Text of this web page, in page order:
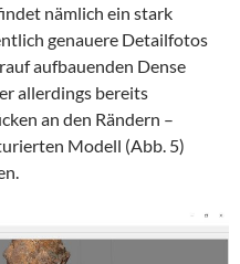
nämlich ein stark
genauere Detailfotos
aufbauenden Dense
allerdings bereits
an den Rändern –
Modell (Abb. 5)